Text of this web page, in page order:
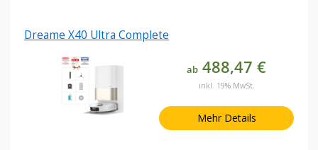
Dreame X40 Ultra Complete
ab 488,47 €
inkl. 19% MwSt.
Mehr Details